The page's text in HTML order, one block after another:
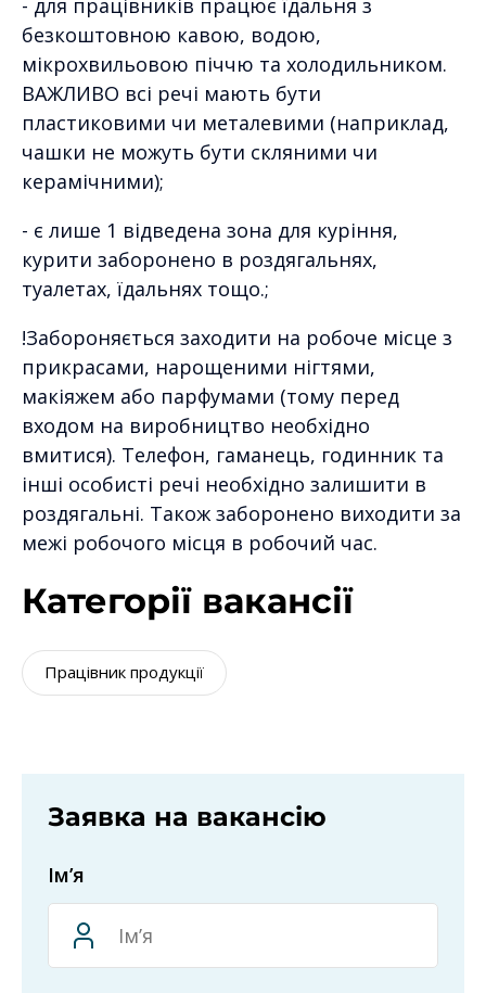
безкоштовною кавою, водою,
мікрохвильовою піччю та холодильником.
ВАЖЛИВО всі речі мають бути
пластиковими чи металевими (наприклад,
чашки не можуть бути скляними чи
керамічними);
- є лише 1 відведена зона для куріння,
курити заборонено в роздягальнях,
туалетах, їдальнях тощо.;
!Забороняється заходити на робоче місце з
прикрасами, нарощеними нігтями,
макіяжем або парфумами (тому перед
входом на виробництво необхідно
вмитися). Телефон, гаманець, годинник та
інші особисті речі необхідно залишити в
роздягальні. Також заборонено виходити за
межі робочого місця в робочий час.
Категорії вакансії
Працівник продукції
Заявка на вакансію
Ім’я